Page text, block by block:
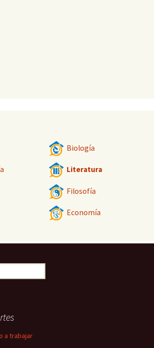
Biología
Literatura
Filosofía
Economía
a trabajar